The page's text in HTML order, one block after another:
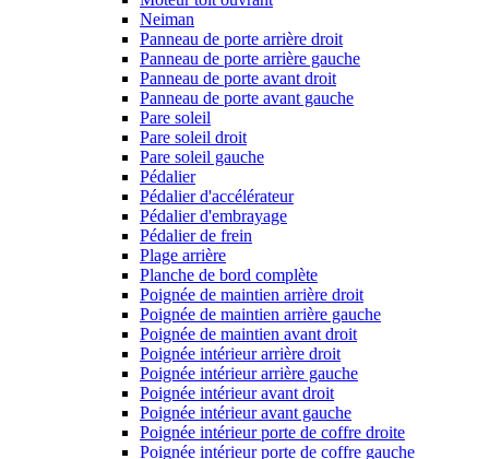
Neiman
Panneau de porte arrière droit
Panneau de porte arrière gauche
Panneau de porte avant droit
Panneau de porte avant gauche
Pare soleil
Pare soleil droit
Pare soleil gauche
Pédalier
Pédalier d'accélérateur
Pédalier d'embrayage
Pédalier de frein
Plage arrière
Planche de bord complète
Poignée de maintien arrière droit
Poignée de maintien arrière gauche
Poignée de maintien avant droit
Poignée intérieur arrière droit
Poignée intérieur arrière gauche
Poignée intérieur avant droit
Poignée intérieur avant gauche
Poignée intérieur porte de coffre droite
Poignée intérieur porte de coffre gauche